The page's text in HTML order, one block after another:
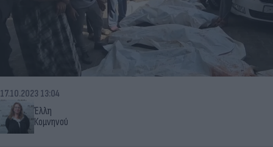
Έλλη
Κομνηνού
17.10.2023 13:04